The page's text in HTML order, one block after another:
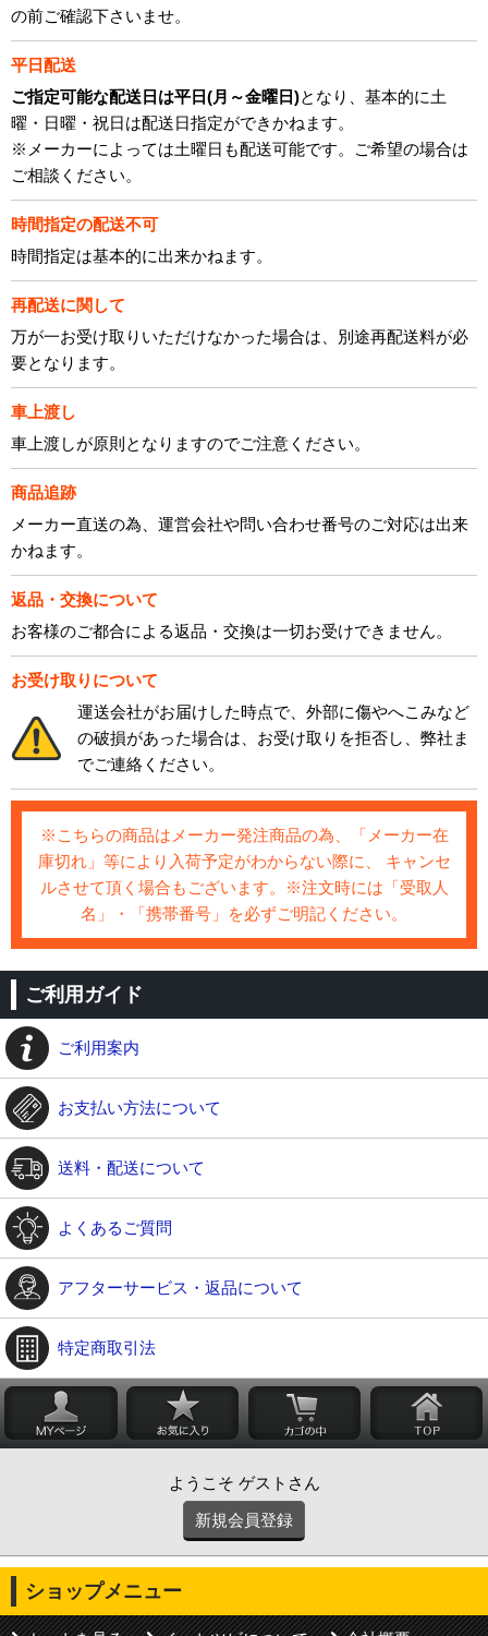
の前ご確認下さいませ。
平日配送
ご指定可能な配送日は平日(月～金曜日)となり、基本的に土
曜・日曜・祝日は配送日指定ができかねます。
※メーカーによっては土曜日も配送可能です。ご希望の場合は
ご相談ください。
時間指定の配送不可
時間指定は基本的に出来かねます。
再配送に関して
万が一お受け取りいただけなかった場合は、別途再配送料が必
要となります。
車上渡し
車上渡しが原則となりますのでご注意ください。
商品追跡
メーカー直送の為、運営会社や問い合わせ番号のご対応は出来
かねます。
返品・交換について
お客様のご都合による返品・交換は一切お受けできません。
お受け取りについて
運送会社がお届けした時点で、外部に傷やへこみなど
の破損があった場合は、お受け取りを拒否し、弊社ま
でご連絡ください。
※こちらの商品はメーカー発注商品の為、「メーカー在
庫切れ」等により入荷予定がわからない際に、 キャンセ
ルさせて頂く場合もございます。※注文時には「受取人
名」・「携帯番号」を必ずご明記ください。
ご利用ガイド
ご利用案内
お支払い方法について
送料・配送について
よくあるご質問
アフターサービス・返品について
特定商取引法
ようこそ ゲストさん
新規会員登録
ショップメニュー